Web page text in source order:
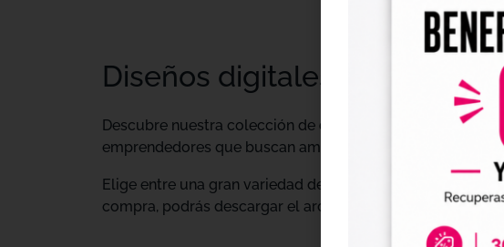
Diseños digitales DTF y UV
Descubre nuestra colección de diseños digitales DTF y UV
emprendedores que buscan ampliar su catálogo de forma
Elige entre una gran variedad de diseños individuales y
compra, podrás descargar el archivo y utilizarlo en tus